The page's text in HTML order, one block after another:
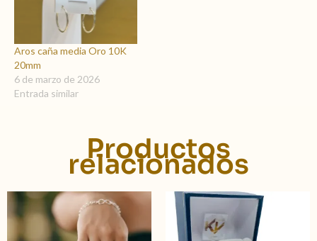
Aros caña media Oro 10K
20mm
6 de marzo de 2026
Entrada similar
Productos
relacionados
Este
producto
tiene